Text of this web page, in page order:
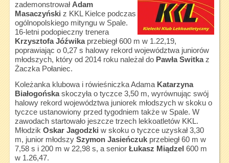
zademonstrował Adam
Masaczyński z KKL Kielce podczas
ogólnopolskiego mityngu w Spale.
16-letni podopieczny trenera
Krzysztofa Jóźwikaprzebiegł 600 m w 1.22,19,
poprawiając o 0,27 s halowy rekord województwa juniorów
młodszych, który od 2014 roku należał do Pawła Switkaz
Żaczka Połaniec.
Koleżanka klubowa i rówieśniczka Adama Katarzyna
Białogońskaskoczyła o tyczce 3,50 m, wyrównując swój
halowy rekord województwa juniorek młodszych w skoku o
tyczce ustanowiony przed tygodniem także w Spale. W
zawodach startowało jeszcze trzech lekkoatletów KKL.
Młodzik Oskar Jagodzki w skoku o tyczce uzyskał 3,30
m, junior młodszy Szymon Jasieńczukprzebiegł 60 m w
7,58 s i 200 m w 22,98 s, a senior Łukasz Miądzel 600 m
w 1.26,47.